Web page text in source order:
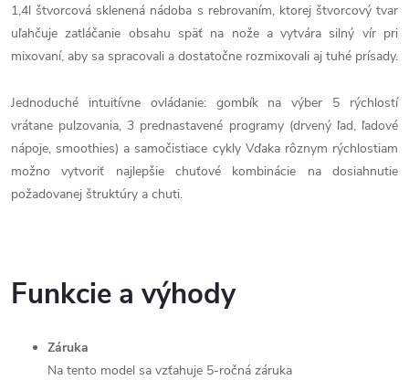
1,4l štvorcová sklenená nádoba s rebrovaním, ktorej štvorcový tvar
uľahčuje zatláčanie obsahu späť na nože a vytvára silný vír pri
mixovaní, aby sa spracovali a dostatočne rozmixovali aj tuhé prísady.
Jednoduché intuitívne ovládanie: gombík na výber 5 rýchlostí
vrátane pulzovania, 3 prednastavené programy (drvený ľad, ľadové
nápoje, smoothies) a samočistiace cykly Vďaka rôznym rýchlostiam
možno vytvoriť najlepšie chuťové kombinácie na dosiahnutie
požadovanej štruktúry a chuti.
Funkcie a výhody
Záruka
Na tento model sa vzťahuje 5-ročná záruka